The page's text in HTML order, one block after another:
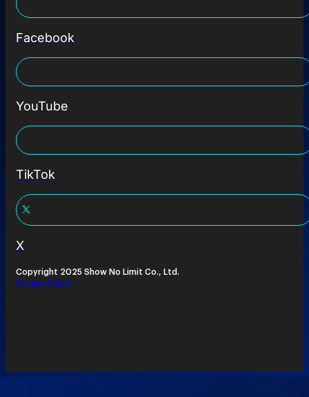
Facebook
YouTube
TikTok
X
Copyright 2025 Show No Limit Co., Ltd.
Privacy Policy